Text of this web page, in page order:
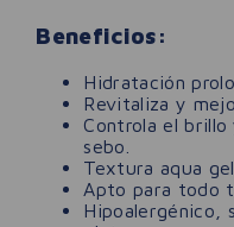
Beneficios:
Hidratación
Revitaliza y
Controla el
sebo.
Textura aqua
Apto para todo
Hipoalergénico,